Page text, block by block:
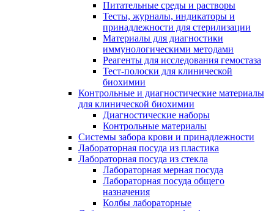
Питательные среды и растворы
Тесты, журналы, индикаторы и
принадлежности для стерилизации
Материалы для диагностики
иммунологическими методами
Реагенты для исследования гемостаза
Тест-полоски для клинической
биохимии
Контрольные и диагностические материалы
для клинической биохимии
Диагностические наборы
Контрольные материалы
Системы забора крови и принадлежности
Лабораторная посуда из пластика
Лабораторная посуда из стекла
Лабораторная мерная посуда
Лабораторная посуда общего
назначения
Колбы лабораторные